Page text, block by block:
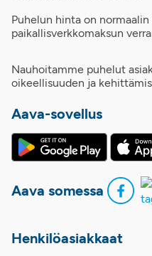
Puhelun hinta on
paikallisverkkomaksun
Nauhoitamme puhelut
oikeellisuuden ja
Aava-sovellus
Aava somessa
Henkilöasiakkaat